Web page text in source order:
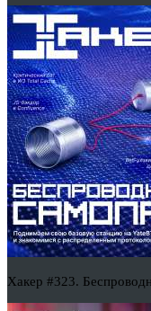
Хакер #323.